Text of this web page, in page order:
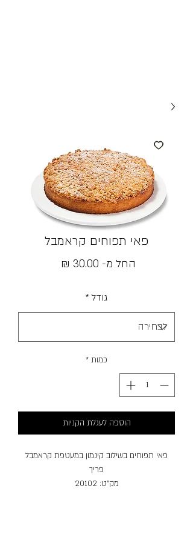
פאי תפוחים קראמבל
החל מ- 30.00 ₪
גודל *
כמות *
הוספה לעגלת הקניות
פאי תפוחים בשילוב קינמון במעטפת קראמבל
פריך
מק"ט: 20102